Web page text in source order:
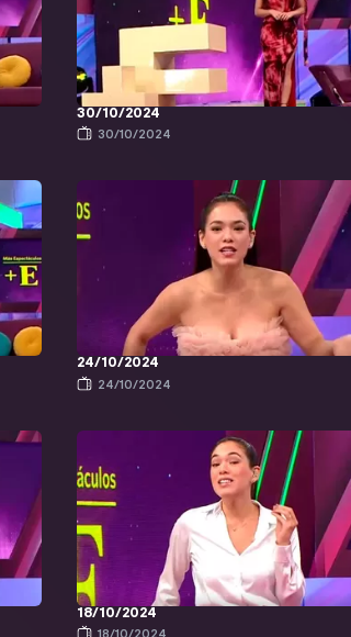
30/10/2024
30/10/2024
24/10/2024
24/10/2024
18/10/2024